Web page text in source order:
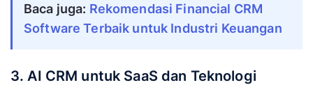
Baca juga: Rekomendasi Financial CRM
Software Terbaik untuk Industri Keuangan
3. AI CRM untuk SaaS dan Teknologi